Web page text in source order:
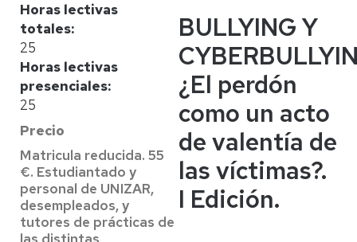
Horas lectivas
totales
25
Horas lectivas
presenciales
25
Precio
Matricula reducida. 55
€. Estudiantado y
personal de UNIZAR,
desempleados, y
tutores de prácticas de
BULLYING Y
¿El perdón
como un acto
de valentía de
las víctimas?.
I Edición.